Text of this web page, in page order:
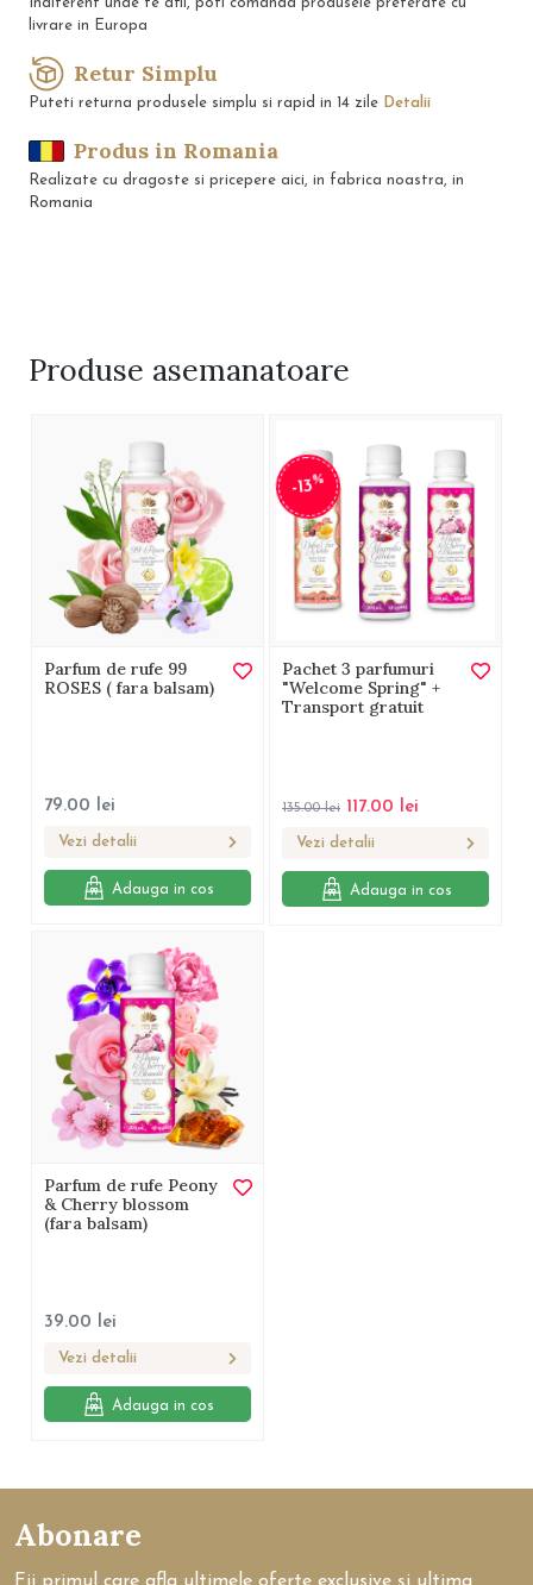
Indiferent unde te afli, poti comanda produsele preferate cu
livrare in Europa
Retur Simplu
Puteti returna produsele simplu si rapid in 14 zile Detalii
Produs in Romania
Realizate cu dragoste si pricepere aici, in fabrica noastra, in
Romania
Produse asemanatoare
Parfum de rufe 99
ROSES ( fara balsam)
79.00 lei
Vezi detalii
Adauga in cos
-13%
Pachet 3 parfumuri
"Welcome Spring" +
Transport gratuit
135.00 lei 117.00 lei
Vezi detalii
Adauga in cos
Parfum de rufe Peony
& Cherry blossom
(fara balsam)
39.00 lei
Vezi detalii
Adauga in cos
Abonare